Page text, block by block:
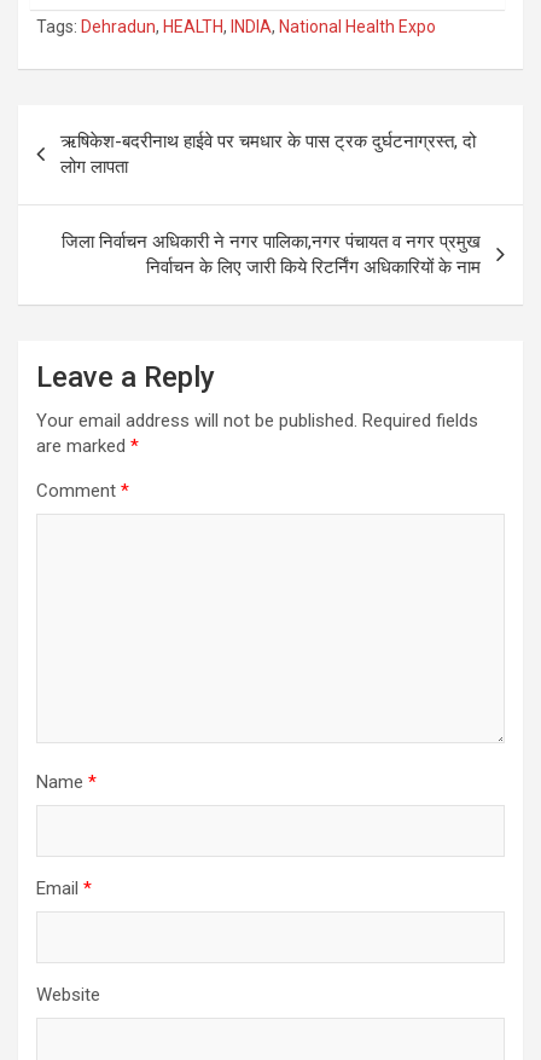
Tags: Dehradun, HEALTH, INDIA, National Health Expo
navigation
ऋषिकेश-बदरीनाथ हाईवे पर चमधार के पास ट्रक दुर्घटनाग्रस्त, दो
लोग लापता
जिला निर्वाचन अधिकारी ने नगर पालिका,नगर पंचायत व नगर प्रमुख
निर्वाचन के लिए जारी किये रिटर्निंग अधिकारियों के नाम
Leave a Reply
Your email address will not be published. Required fields
are marked *
Comment *
Name *
Email *
Website